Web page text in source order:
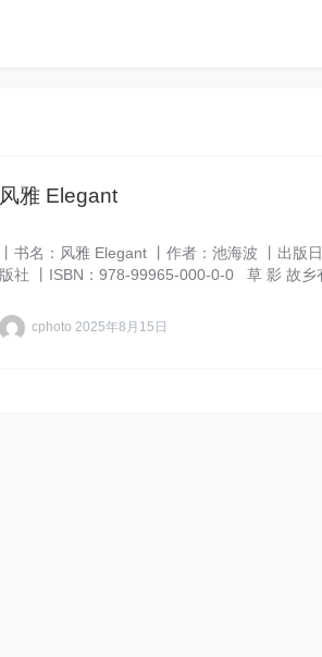
风雅 Elegant
丨书名：风雅 Elegant 丨作者：池海波 丨出版
版社 丨ISBN：978-99965-000-0-0 草 影 故乡
cphoto 2025年8月15日